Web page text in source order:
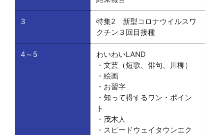
3
特集2 新型コロナウイルスワ
クチン３回目接種
4～5
わいわいLAND
・文芸（短歌、俳句、川柳）
・絵画
・お習字
・知って得するワン・ポイン
ト
・茂木人
・スピードウェイタウンエク